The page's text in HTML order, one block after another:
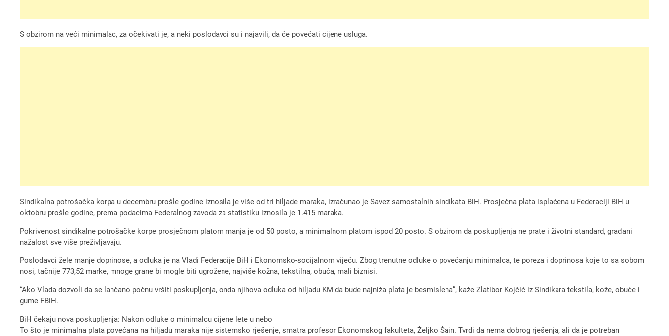
S obzirom na veći minimalac, za očekivati je, a neki poslodavci su i najavili, da će povećati cijene usluga.
Sindikalna potrošačka korpa u decembru prošle godine iznosila je više od tri hiljade maraka, izračunao je Savez samostalnih sindikata BiH. Prosječna plata isplaćena u Federaciji BiH u
oktobru prošle godine, prema podacima Federalnog zavoda za statistiku iznosila je 1.415 maraka.
Pokrivenost sindikalne potrošačke korpe prosječnom platom manja je od 50 posto, a minimalnom platom ispod 20 posto. S obzirom da poskupljenja ne prate i životni standard, građani
nažalost sve više preživljavaju.
Poslodavci žele manje doprinose, a odluka je na Vladi Federacije BiH i Ekonomsko-socijalnom vijeću. Zbog trenutne odluke o povećanju minimalca, te poreza i doprinosa koje to sa sobom
nosi, tačnije 773,52 marke, mnoge grane bi mogle biti ugrožene, najviše kožna, tekstilna, obuća, mali biznisi.
“Ako Vlada dozvoli da se lančano počnu vršiti poskupljenja, onda njihova odluka od hiljadu KM da bude najniža plata je besmislena”, kaže Zlatibor Kojčić iz Sindikara tekstila, kože, obuće i
gume FBiH.
BiH čekaju nova poskupljenja: Nakon odluke o minimalcu cijene lete u nebo
To što je minimalna plata povećana na hiljadu maraka nije sistemsko rješenje, smatra profesor Ekonomskog fakulteta, Željko Šain. Tvrdi da nema dobrog rješenja, ali da je potreban